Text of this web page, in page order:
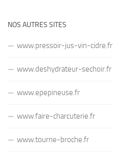
NOS AUTRES SITES
www.pressoir-jus-vin-cidre.fr
www.deshydrateur-sechoir.fr
www.epepineuse.fr
www.faire-charcuterie.fr
www.tourne-broche.fr